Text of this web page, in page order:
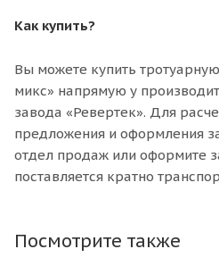
Как купить?
Вы можете купить
микс» напрямую у
завода «Ревертек». Для
предложения и оформления
отдел продаж или оформите
поставляется кратно
Посмотрите также